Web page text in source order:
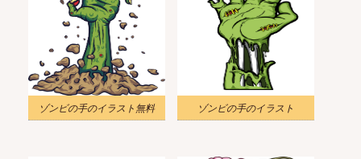
ゾンビの手のイラスト無料 ゾンビの手のイラスト